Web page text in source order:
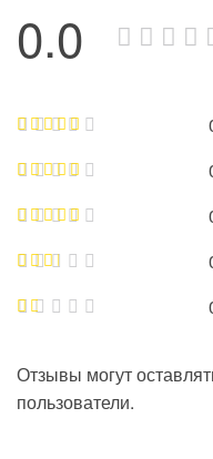
0.0
Отзывы могут
пользователи.